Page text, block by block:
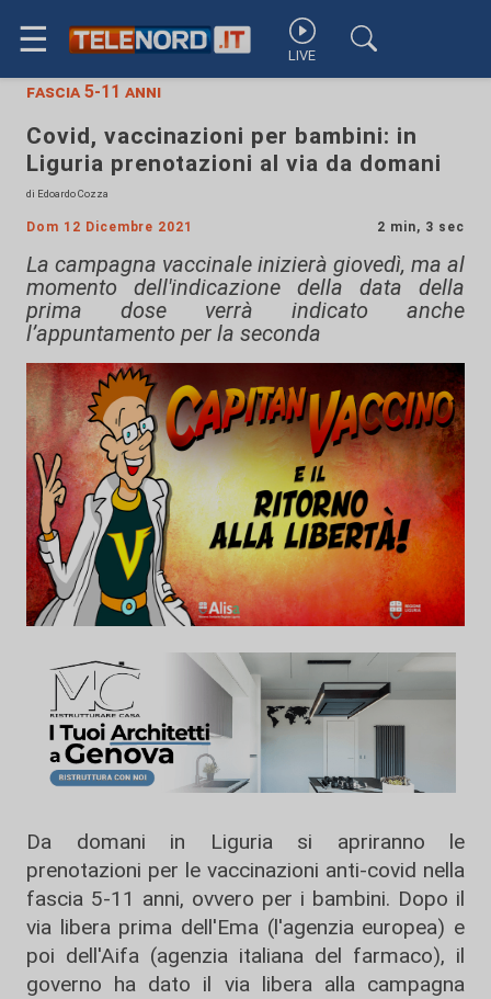
☰ LIVE
fascia 5-11 anni
Covid, vaccinazioni per bambini: in
Liguria prenotazioni al via da domani
di Edoardo Cozza
Dom 12 Dicembre 2021 2 min, 3 sec
La campagna vaccinale inizierà giovedì, ma al
momento dell'indicazione della data della
prima dose verrà indicato anche
l’appuntamento per la seconda
Da domani in Liguria si apriranno le
prenotazioni per le vaccinazioni anti-covid nella
fascia 5-11 anni, ovvero per i bambini. Dopo il
via libera prima dell'Ema (l'agenzia europea) e
poi dell'Aifa (agenzia italiana del farmaco), il
governo ha dato il via libera alla campagna